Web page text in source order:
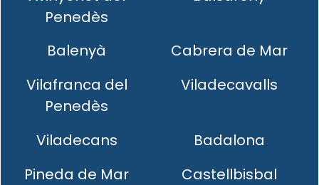
Penedès
Balenyà
Cabrera de Mar
Vilafranca del
Penedès
Viladecavalls
Viladecans
Badalona
Pineda de Mar
Castellbisbal